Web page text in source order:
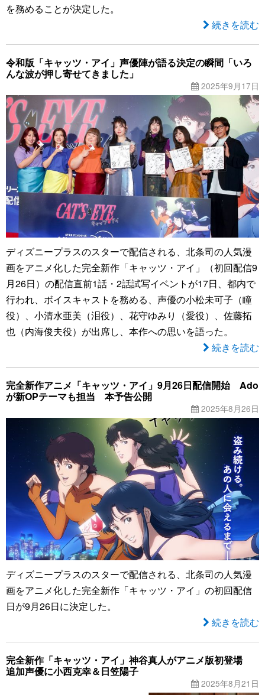
を務めることが決定した。
続きを読む
令和版「キャッツ・アイ」声優陣が語る決定の瞬間「いろ
んな波が押し寄せてきました」
2025年9月17日
ディズニープラスのスターで配信される、北条司の人気漫
画をアニメ化した完全新作「キャッツ・アイ」（初回配信9
月26日）の配信直前1話・2話試写イベントが17日、都内で
行われ、ボイスキャストを務める、声優の小松未可子（瞳
役）、小清水亜美（泪役）、花守ゆみり（愛役）、佐藤拓
也（内海俊夫役）が出席し、本作への思いを語った。
続きを読む
完全新作アニメ「キャッツ・アイ」9月26日配信開始 Ado
が新OPテーマも担当 本予告公開
2025年8月26日
ディズニープラスのスターで配信される、北条司の人気漫
画をアニメ化した完全新作「キャッツ・アイ」の初回配信
日が9月26日に決定した。
続きを読む
完全新作「キャッツ・アイ」神谷真人がアニメ版初登場
追加声優に小西克幸＆日笠陽子
2025年8月21日